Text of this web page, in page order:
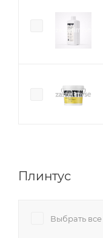
Плинтус
Выбрать все